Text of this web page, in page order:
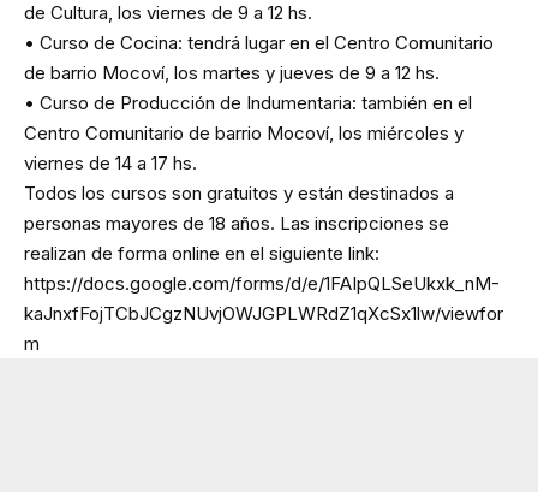
de Cultura, los viernes de 9 a 12 hs.
• Curso de Cocina: tendrá lugar en el Centro Comunitario
de barrio Mocoví, los martes y jueves de 9 a 12 hs.
• Curso de Producción de Indumentaria: también en el
Centro Comunitario de barrio Mocoví, los miércoles y
viernes de 14 a 17 hs.
Todos los cursos son gratuitos y están destinados a
personas mayores de 18 años. Las inscripciones se
realizan de forma online en el siguiente link:
https://docs.google.com/forms/d/e/1FAIpQLSeUkxk_nM-
kaJnxfFojTCbJCgzNUvjOWJGPLWRdZ1qXcSx1lw/viewfor
m